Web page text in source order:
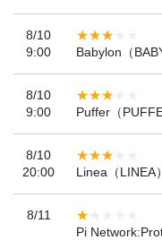
8/10
9:00
Babylon（
8/10
9:00
Puffer（
8/10
20:00
Linea（LINEA
8/11
Pi